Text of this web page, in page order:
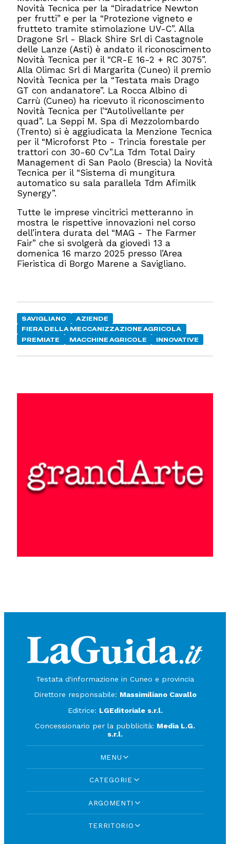
Novità Tecnica per la “Diradatrice Newton
per frutti” e per la “Protezione vigneto e
frutteto tramite stimolazione UV-C”. Alla
Dragone Srl - Black Shire Srl di Castagnole
delle Lanze (Asti) è andato il riconoscimento
Novità Tecnica per il “CR-E 16-2 + RC 3075”.
Alla Olimac Srl di Margarita (Cuneo) il premio
Novità Tecnica per la “Testata mais Drago
GT con andanatore”. La Rocca Albino di
Carrù (Cuneo) ha ricevuto il riconoscimento
Novità Tecnica per l’“Autolivellante per
quad”. La Seppi M. Spa di Mezzolombardo
(Trento) si è aggiudicata la Menzione Tecnica
per il “Microforst Pto - Trincia forestale per
trattori con 30-60 Cv”.La Tdm Total Dairy
Management di San Paolo (Brescia) la Novità
Tecnica per il “Sistema di mungitura
automatico su sala parallela Tdm Afimilk
Synergy”.
Tutte le imprese vincitrici metteranno in
mostra le rispettive innovazioni nel corso
dell’intera durata del “MAG - The Farmer
Fair” che si svolgerà da giovedì 13 a
domenica 16 marzo 2025 presso l’Area
Fieristica di Borgo Marene a Savigliano.
SAVIGLIANO
AZIENDE
FIERA DELLA MECCANIZZAZIONE AGRICOLA
PREMIATE
MACCHINE AGRICOLE INNOVATIVE
Testata d'informazione in Cuneo e provincia
Direttore responsabile: Massimiliano Cavallo
Editrice: LGEditoriale s.r.l.
Concessionario per la pubblicità: Media L.G.
s.r.l.
MENU
CATEGORIE
ARGOMENTI
TERRITORIO